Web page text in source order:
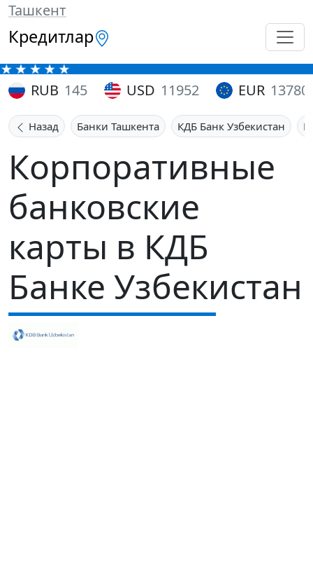
Ташкент
Кредитлар
RUB 145 USD 11952 EUR 13780
Назад Банки Ташкента КДБ Банк Узбекистан
Корпоративные
банковские
карты в КДБ
Банке Узбекистан